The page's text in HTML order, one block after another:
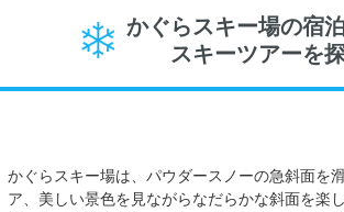
かぐらスキー場の宿
スキーツアーを
かぐらスキー場は、パウダースノーの急斜面を
ア、美しい景色を見ながらなだらかな斜面を楽